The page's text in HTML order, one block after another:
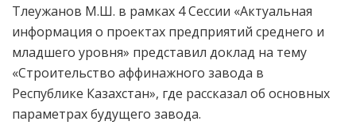
Тлеужанов М.Ш. в рамках 4 Сессии «Актуальная
информация о проектах предприятий среднего и
младшего уровня» представил доклад на тему
«Строительство аффинажного завода в
Республике Казахстан», где рассказал об основных
параметрах будущего завода.